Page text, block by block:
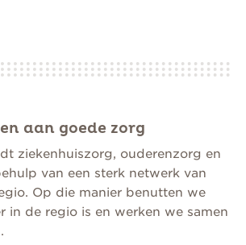
aan goede zorg
ziekenhuiszorg, ouderenzorg en
van een sterk netwerk van
Op die manier benutten we
in de regio is en werken we samen